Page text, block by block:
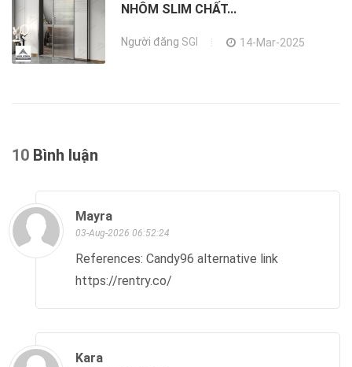
NHÔM SLIM CHẤT...
Người đăng SGI 14-Mar-2025
10 Bình luận
Mayra
03-Aug-2026 06:52:24
References: Candy96 alternative link
https://rentry.co/
Kara